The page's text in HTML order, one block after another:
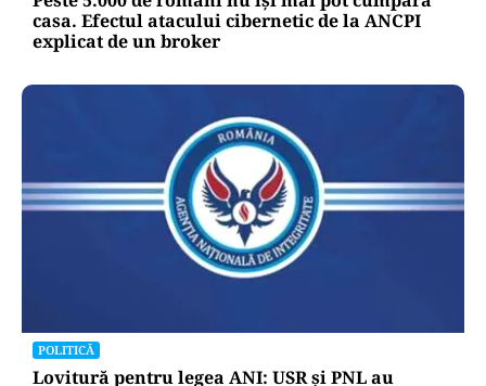
casa. Efectul atacului cibernetic de la ANCPI
explicat de un broker
POLITICĂ
Lovitură pentru legea ANI: USR și PNL au